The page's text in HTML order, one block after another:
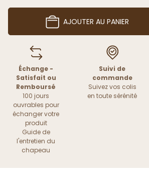
AJOUTER AU PANIER
Échange -
Satisfait ou
Remboursé
100 jours
ouvrables pour
échanger votre
produit
Guide de
l'entretien du
chapeau
Suivi de
commande
Suivez vos colis
en toute sérénité